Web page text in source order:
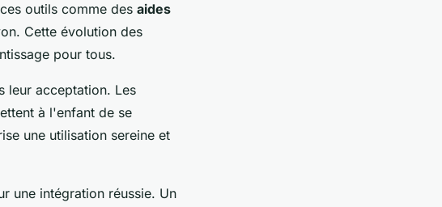
outils comme des aides
Cette évolution des
pour tous.
leur acceptation. Les
à l'enfant de se
une utilisation sereine et
une intégration réussie. Un